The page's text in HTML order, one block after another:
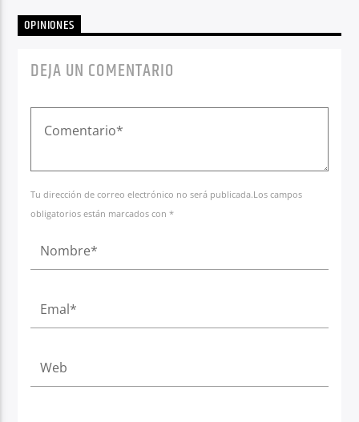
OPINIONES
DEJA UN COMENTARIO
Tu dirección de correo electrónico no será publicada.Los campos
obligatorios están marcados con *